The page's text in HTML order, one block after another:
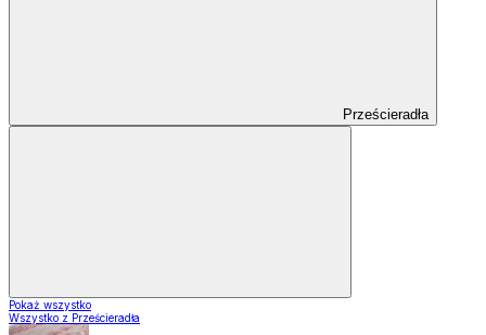
Prześcieradła
Pokaż wszystko
Wszystko z Prześcieradła